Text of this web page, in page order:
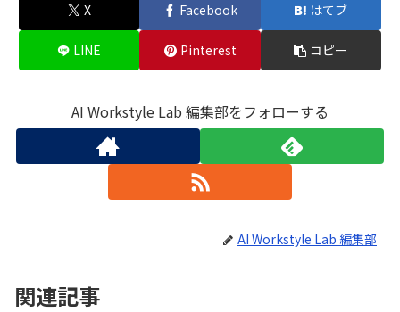
X Facebook はてブ
LINE Pinterest コピー
AI Workstyle Lab 編集部をフォローする
AI Workstyle Lab 編集部
関連記事